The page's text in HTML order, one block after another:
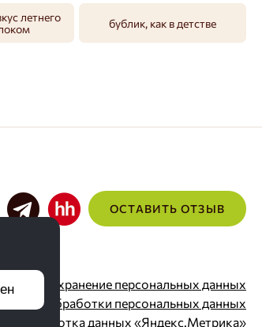
вызывающие аллергию: следы
переработки: сои, молочного
летнего
бублик, как в детстве
ОСТАВИТЬ ОТЗЫВ
на хранение персональных данных
обработки персональных данных
Обработка данных «Яндекс.Метрика»